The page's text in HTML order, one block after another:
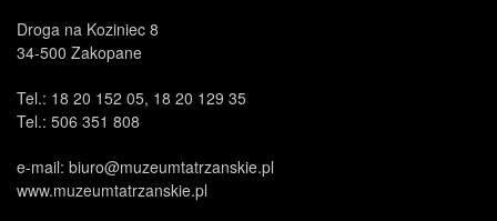
Droga na Koziniec 8
34-500 Zakopane
Tel.: 18 20 152 05, 18 20 129 35
Tel.: 506 351 808
e-mail: biuro@muzeumtatrzanskie.pl
www.muzeumtatrzanskie.pl